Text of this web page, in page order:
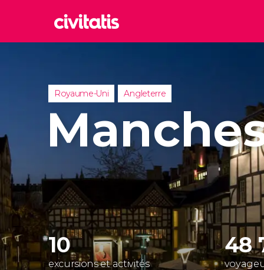
Maroc
Turquie
Royaume-Uni Angleterre
10
excursions et activités
48